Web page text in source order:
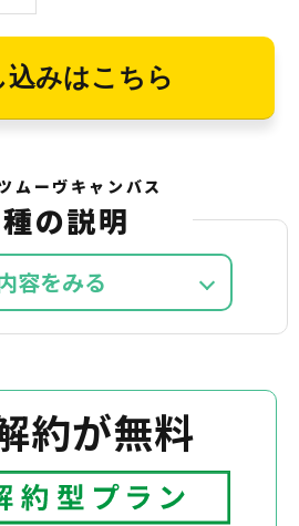
込みはこちら
ムーヴキャンバス
の説明
容を
約が無料